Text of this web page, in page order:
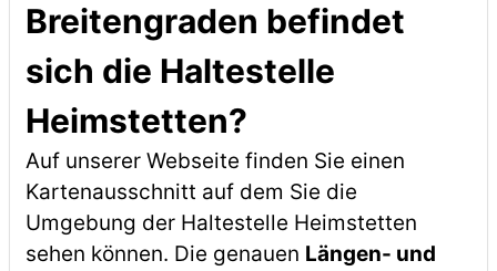
Breitengraden befindet
sich die Haltestelle
Heimstetten?
Auf unserer Webseite finden Sie einen
Kartenausschnitt auf dem Sie die
Umgebung der Haltestelle Heimstetten
sehen können. Die genauen Längen- und